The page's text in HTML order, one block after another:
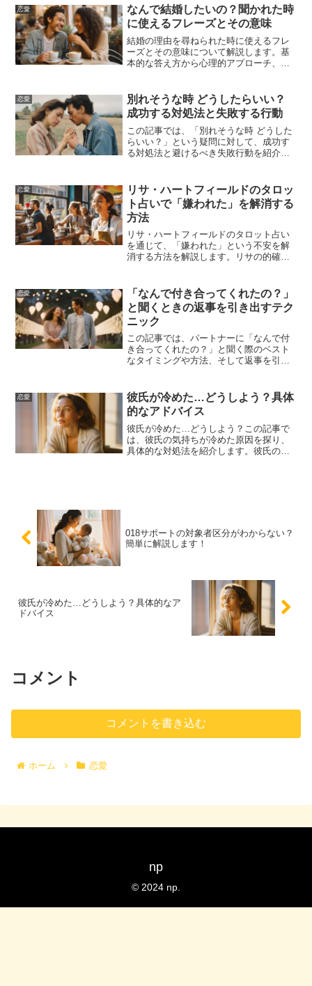
英語表現を学ぶことができます。これら
のフレーズを活用して、大切な恋人に特
別な気持ちを伝えてください。
恋愛
なんで結婚したいの？聞かれた時
に使えるフレーズとその意味
結婚の理由を尋ねられた時に使えるフレ
ーズとその意味について解説します。基
本的な答え方から心理的アプローチ、具
結婚の理由を明確にするための情報を提
供します。
恋愛
別れそうな時 どうしたらいい？
成功する対処法と失敗する行動
この記事では、「別れそうな時 どうした
らいい？」という疑問に対して、成功す
る対処法と避けるべき失敗行動を紹介し
行動、別れのサインを見逃さない方法、
心理とその対処法、効果的なコミュニケ
ーション術、関係修復のためのステップ
について詳しく解説します。
恋愛
リサ・ハートフィールドのタロッ
ト占いで「嫌われた」を解消する
方法
リサ・ハートフィールドのタロット占い
を通じて、「嫌われた」という不安を解
消する方法を解説します。リサの的確な
ましょう。
恋愛
「なんで付き合ってくれたの？」
と聞くときの返事を引き出すテク
ニック
この記事では、パートナーに「なんで付
き合ってくれたの？」と聞く際のベスト
なタイミングや方法、そして返事を引き
を持ってパートナーにこの質問を投げか
けることができるでしょう。
恋愛
彼氏が冷めた…どうしよう？具体
的なアドバイス
彼氏が冷めた…どうしよう？この記事で
は、彼氏の気持ちが冷めた原因を探り、
具体的な対処法を紹介します。彼氏の気
018サポートの対象者区分がわからない？
簡単に解説します！
彼氏が冷めた…どうしよう？具体的なア
ドバイス
コメント
コメントを書き込む
ホーム 恋愛
np
© 2024 np.